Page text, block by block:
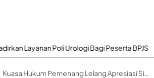
Bagi Peserta BPJS Kesehatan
Kuasa Hukum Pemenang Lelang Apresiasi Sinergi Aparat dalam Pengamanan Eksekusi